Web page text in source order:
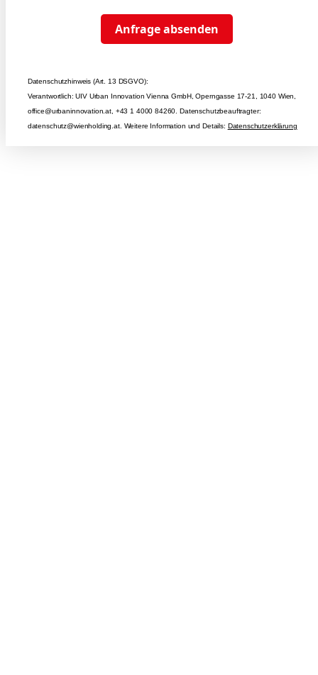
Anfrage absenden
Datenschutzhinweis (Art. 13 DSGVO):
Verantwortlich: UIV Urban Innovation Vienna GmbH, Operngasse 17-21, 1040 Wien,
office@urbaninnovation.at, +43 1 4000 84260. Datenschutzbeauftragter:
datenschutz@wienholding.at. Weitere Information und Details: Datenschutzerklärung